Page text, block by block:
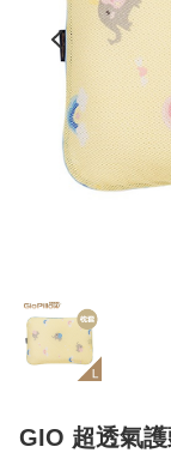
GIO 超透氣